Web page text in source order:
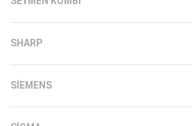
SHARP
SIEMENS